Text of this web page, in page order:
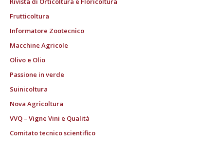
Frutticoltura
Informatore Zootecnico
Macchine Agricole
Olivo e Olio
Passione in verde
Suinicoltura
Nova Agricoltura
VVQ – Vigne Vini e Qualità
Comitato tecnico scientifico